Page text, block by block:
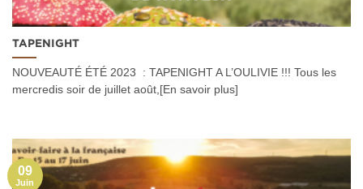
TAPENIGHT
NOUVEAUTÉ ÉTÉ 2023 : TAPENIGHT A L’OULIVIE !!! Tous les
mercredis soir de juillet août,[En savoir plus]
09
Juin